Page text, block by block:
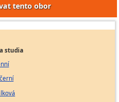
tento obor
studia